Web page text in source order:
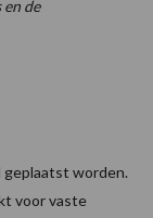
de
geplaatst worden.
voor vaste